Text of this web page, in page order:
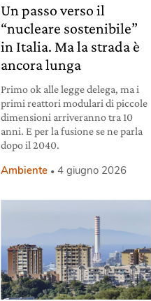
Un passo verso il
“nucleare sostenibile”
in Italia. Ma la strada è
ancora lunga
Primo ok alle legge delega, ma i
primi reattori modulari di piccole
dimensioni arriveranno tra 10
anni. E per la fusione se ne parla
dopo il 2040.
Ambiente 4 giugno 2026